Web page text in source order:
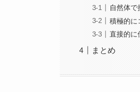
自然体で
積極的に
直接的に
まとめ